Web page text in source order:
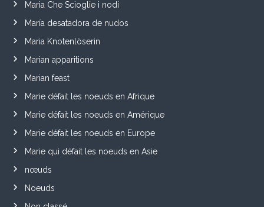
Maria Che Scioglie i nodi
María desatadora de nudos
Maria Knotenlöserin
Marian apparitions
Marian feast
Marie défait les noeuds en Afrique
Marie défait les noeuds en Amérique
Marie défait les noeuds en Europe
Marie qui défait les noeuds en Asie
nœuds
Noeuds